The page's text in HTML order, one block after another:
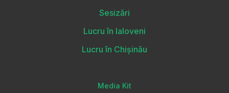
Sesizări
Lucru în Ialoveni
Lucru în Chișinău
Media Kit